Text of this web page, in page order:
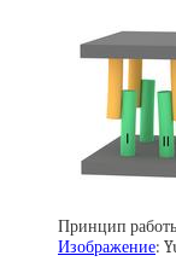
Принцип
Изображение: